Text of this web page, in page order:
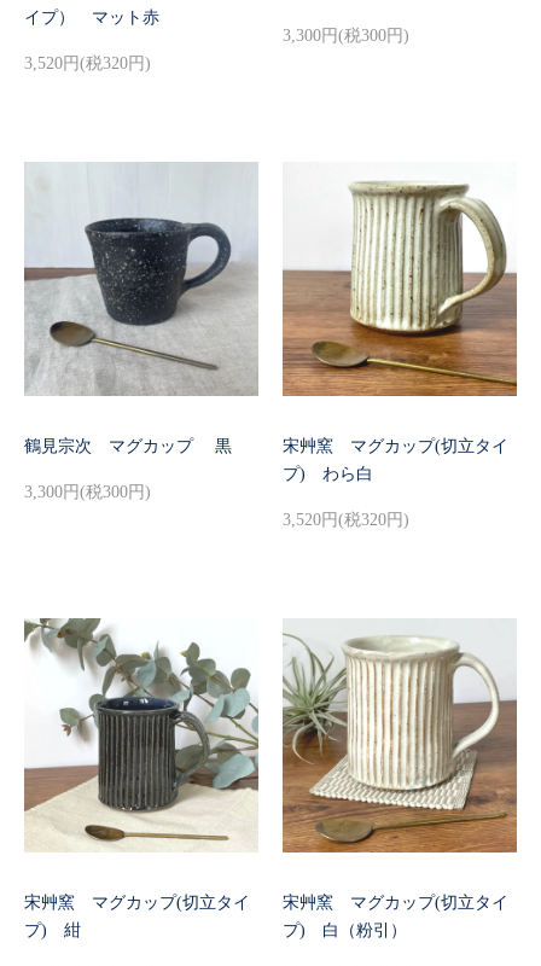
イプ） マット赤
3,520円(税320円)
3,300円(税300円)
鶴見宗次 マグカップ 黒
3,300円(税300円)
宋艸窯 マグカップ(切立タイ
プ) わら白
3,520円(税320円)
宋艸窯 マグカップ(切立タイ
プ) 紺
宋艸窯 マグカップ(切立タイ
プ) 白（粉引）